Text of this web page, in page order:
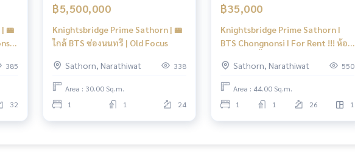
24 ชั่วโมง
ระบบคีย์การ์ด | ลิฟต์ล็อคชั้น
ห์
🚝
385
32
฿5,500,000
Knightsbridge Prime Sathorn | 🚝
ใกล้ BTS ช่องนนทรี | Old Focus
Sathorn, Narathiwat 338
Area : 30.00 Sq.m.
1
1 24
฿35,000
Knightsbridge Prime Sathorn I
BTS Chongnonsi I For Rent !!! ห้อง
Floor คอนโดใจกลางเมืองย่านสาทร
I #O
Sathorn, Narathiwat 550
Area : 44.00 Sq.m.
1
1 26 1